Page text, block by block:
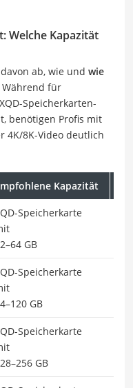
Welche Kapazität
ab, wie und wie
Während für
Speicherkarten-
benötigen Profis mit
4K/8K-Video deutlich
Kapazität
Speicherkarte
GB
Speicherkarte
GB
Speicherkarte
GB